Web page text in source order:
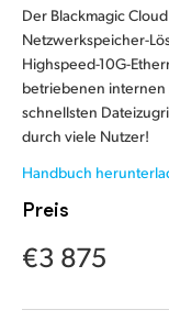
Germany
Hong Kong
India
Korea
Der Blackmagic
Netzwerkspeicher-
Highspeed-10G-
betriebenen internen
schnellsten
durch viele Nutzer!
Handbuch
Preis
€3 875